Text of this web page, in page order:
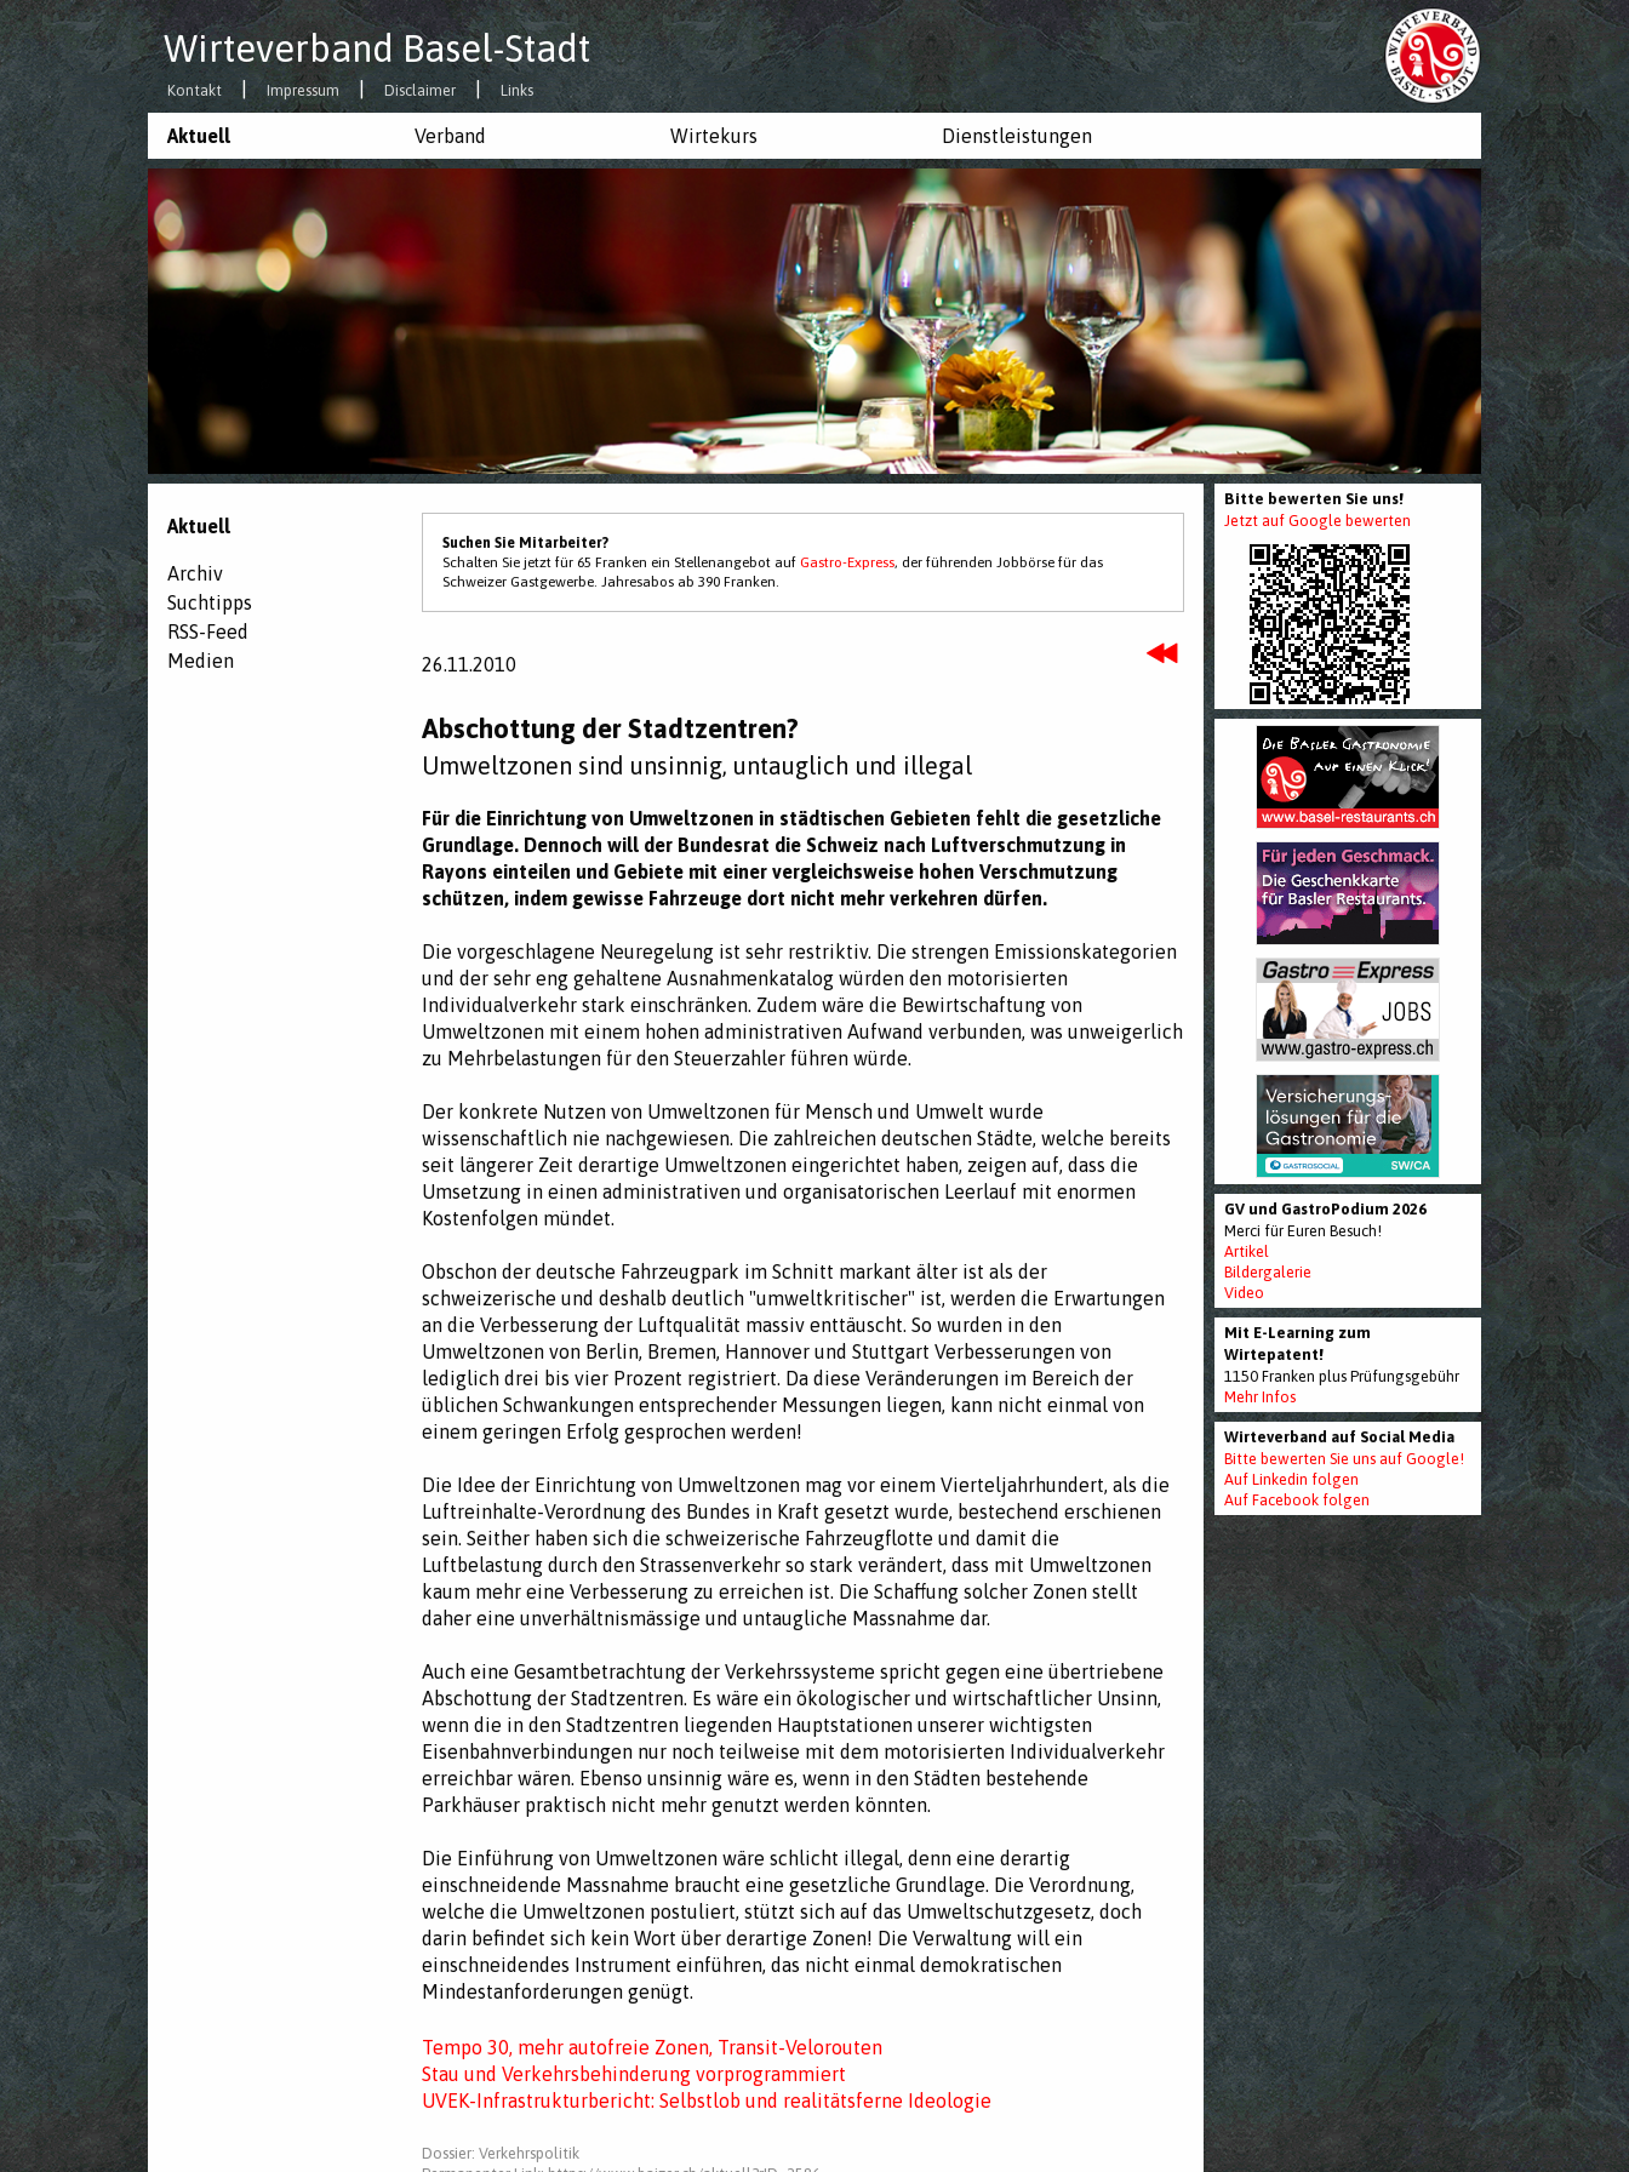
Wirteverband Basel-Stadt
Kontakt Impressum Disclaimer Links
Aktuell Verband Wirtekurs Dienstleistungen
Aktuell
Archiv
Suchtipps
RSS-Feed
Medien
Suchen Sie Mitarbeiter?
Schalten Sie jetzt für 65 Franken ein Stellenangebot auf Gastro-Express, der führenden Jobbörse für das
Schweizer Gastgewerbe. Jahresabos ab 390 Franken.
26.11.2010
Abschottung der Stadtzentren?
Umweltzonen sind unsinnig, untauglich und illegal
Für die Einrichtung von Umweltzonen in städtischen Gebieten fehlt die gesetzliche
Grundlage. Dennoch will der Bundesrat die Schweiz nach Luftverschmutzung in
Rayons einteilen und Gebiete mit einer vergleichsweise hohen Verschmutzung
schützen, indem gewisse Fahrzeuge dort nicht mehr verkehren dürfen.
Die vorgeschlagene Neuregelung ist sehr restriktiv. Die strengen Emissionskategorien
und der sehr eng gehaltene Ausnahmenkatalog würden den motorisierten
Individualverkehr stark einschränken. Zudem wäre die Bewirtschaftung von
Umweltzonen mit einem hohen administrativen Aufwand verbunden, was unweigerlich
zu Mehrbelastungen für den Steuerzahler führen würde.
Der konkrete Nutzen von Umweltzonen für Mensch und Umwelt wurde
wissenschaftlich nie nachgewiesen. Die zahlreichen deutschen Städte, welche bereits
seit längerer Zeit derartige Umweltzonen eingerichtet haben, zeigen auf, dass die
Umsetzung in einen administrativen und organisatorischen Leerlauf mit enormen
Kostenfolgen mündet.
Obschon der deutsche Fahrzeugpark im Schnitt markant älter ist als der
schweizerische und deshalb deutlich "umweltkritischer" ist, werden die Erwartungen
an die Verbesserung der Luftqualität massiv enttäuscht. So wurden in den
Umweltzonen von Berlin, Bremen, Hannover und Stuttgart Verbesserungen von
lediglich drei bis vier Prozent registriert. Da diese Veränderungen im Bereich der
üblichen Schwankungen entsprechender Messungen liegen, kann nicht einmal von
einem geringen Erfolg gesprochen werden!
Die Idee der Einrichtung von Umweltzonen mag vor einem Vierteljahrhundert, als die
Luftreinhalte-Verordnung des Bundes in Kraft gesetzt wurde, bestechend erschienen
sein. Seither haben sich die schweizerische Fahrzeugflotte und damit die
Luftbelastung durch den Strassenverkehr so stark verändert, dass mit Umweltzonen
kaum mehr eine Verbesserung zu erreichen ist. Die Schaffung solcher Zonen stellt
daher eine unverhältnismässige und untaugliche Massnahme dar.
Auch eine Gesamtbetrachtung der Verkehrssysteme spricht gegen eine übertriebene
Abschottung der Stadtzentren. Es wäre ein ökologischer und wirtschaftlicher Unsinn,
wenn die in den Stadtzentren liegenden Hauptstationen unserer wichtigsten
Eisenbahnverbindungen nur noch teilweise mit dem motorisierten Individualverkehr
erreichbar wären. Ebenso unsinnig wäre es, wenn in den Städten bestehende
Parkhäuser praktisch nicht mehr genutzt werden könnten.
Die Einführung von Umweltzonen wäre schlicht illegal, denn eine derartig
einschneidende Massnahme braucht eine gesetzliche Grundlage. Die Verordnung,
welche die Umweltzonen postuliert, stützt sich auf das Umweltschutzgesetz, doch
darin befindet sich kein Wort über derartige Zonen! Die Verwaltung will ein
einschneidendes Instrument einführen, das nicht einmal demokratischen
Mindestanforderungen genügt.
Tempo 30, mehr autofreie Zonen, Transit-Velorouten
Stau und Verkehrsbehinderung vorprogrammiert
UVEK-Infrastrukturbericht: Selbstlob und realitätsferne Ideologie
Dossier: Verkehrspolitik
Bitte bewerten Sie uns!
Jetzt auf Google bewerten
GV und GastroPodium 2026
Merci für Euren Besuch!
Artikel
Bildergalerie
Video
Mit E-Learning zum
Wirtepatent!
1150 Franken plus Prüfungsgebühr
Mehr Infos
Wirteverband auf Social Media
Bitte bewerten Sie uns auf Google!
Auf Linkedin folgen
Auf Facebook folgen